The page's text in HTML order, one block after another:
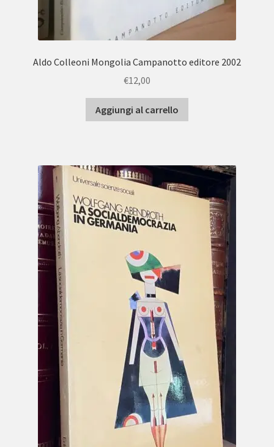
Aldo Colleoni Mongolia Campanotto editore 2002
€12,00
Aggiungi al carrello